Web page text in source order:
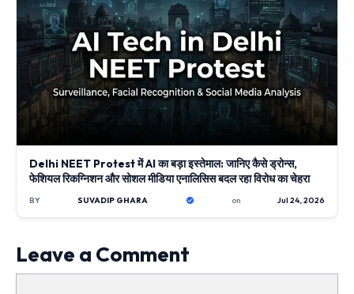
Delhi NEET Protest में AI का बड़ा इस्तेमाल: जानिए कैसे ड्रोन्स,
फेशियल रिकग्निशन और सोशल मीडिया एनालिसिस बदल रहा विरोध का चेहरा
BY SUVADIP GHARA on Jul 24, 2026
Leave a Comment